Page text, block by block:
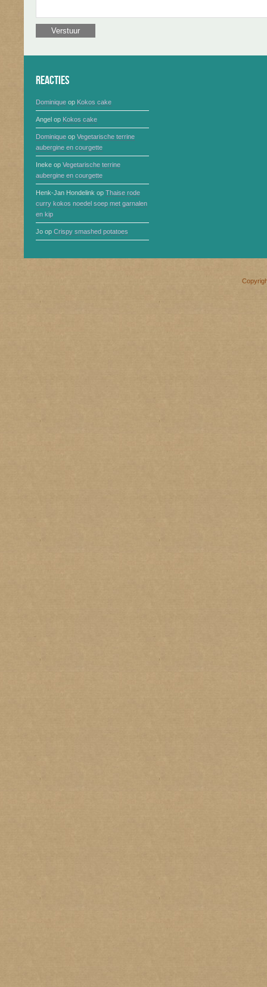
Reacties
Dominique op Kokos cake
Angel op Kokos cake
Dominique op Vegetarische terrine
aubergine en courgette
Ineke op Vegetarische terrine
aubergine en courgette
Henk-Jan Hondelink op Thaise rode
curry kokos noedel soep met garnalen
en kip
Jo op Crispy smashed potatoes